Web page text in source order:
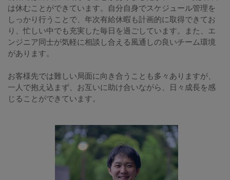
は休むことができています。自分自身でスケジュール管理を
しっかり行うことで、年次有給休暇も計画的に取得できてお
り、忙しい中でも充実した毎日を過ごしています。また、エ
ンジニア同士が気軽に相談し合える風通しの良いチーム環境
があります。
お客様先では難しい局面に向き合うことも多々ありますが、
一人で抱え込まず、お互いに助け合いながら、日々成長を感
じることができています。